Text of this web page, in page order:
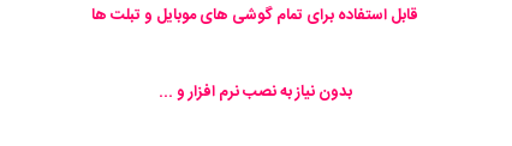
قابل استفاده برای تمام گوشی های موبایل و تبلت ها
بدون نیاز به نصب نرم افزار و ...